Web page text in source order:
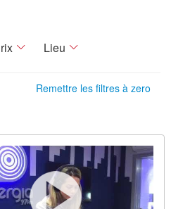
Lieu
Remettre les filtres à zero